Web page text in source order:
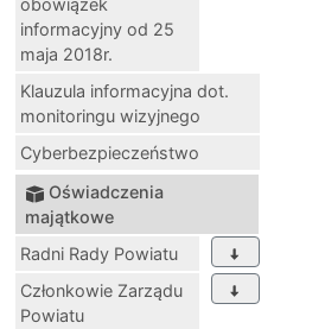
obowiązek
informacyjny od 25
maja 2018r.
Klauzula informacyjna dot.
monitoringu wizyjnego
Cyberbezpieczeństwo
Oświadczenia
majątkowe
Radni Rady Powiatu
Członkowie Zarządu
Powiatu